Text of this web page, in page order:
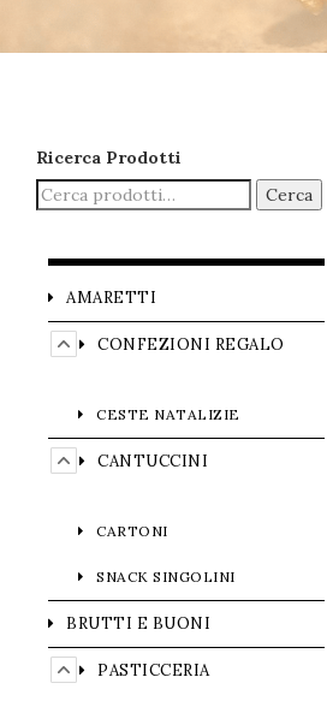
Ricerca Prodotti
Cerca
AMARETTI
CONFEZIONI REGALO
CESTE NATALIZIE
CANTUCCINI
CARTONI
SNACK SINGOLINI
BRUTTI E BUONI
PASTICCERIA